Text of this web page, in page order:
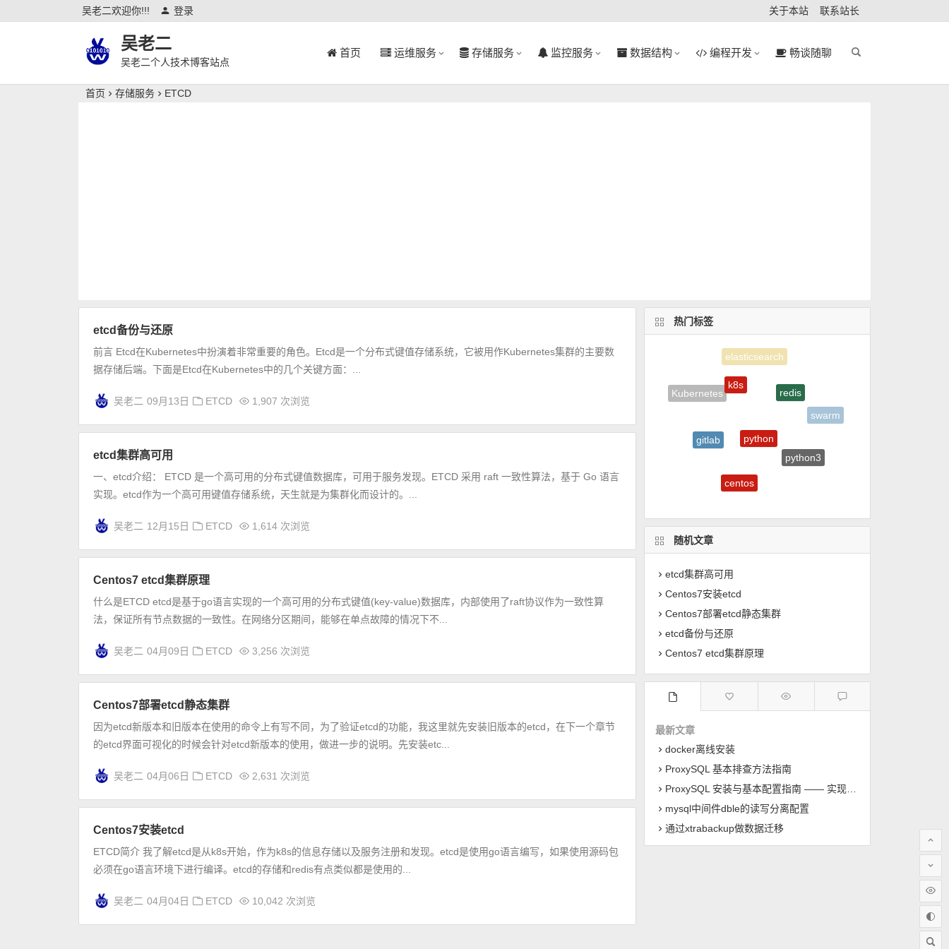
吴老二欢迎你!!! 登录 关于本站 联系站长
吴老二
吴老二个人技术博客站点
首页 运维服务 存储服务 监控服务 数据结构 编程开发 畅谈随聊
首页 存储服务 ETCD
etcd备份与还原
前言 Etcd在Kubernetes中扮演着非常重要的角色。Etcd是一个分布式键值存储系统，它被用作Kubernetes集群的主要数
据存储后端。下面是Etcd在Kubernetes中的几个关键方面：...
吴老二 09月13日 ETCD 1,907 次浏览
etcd集群高可用
一、etcd介绍： ETCD 是一个高可用的分布式键值数据库，可用于服务发现。ETCD 采用 raft 一致性算法，基于 Go 语言
实现。etcd作为一个高可用键值存储系统，天生就是为集群化而设计的。...
吴老二 12月15日 ETCD 1,614 次浏览
Centos7 etcd集群原理
什么是ETCD etcd是基于go语言实现的一个高可用的分布式键值(key-value)数据库，内部使用了raft协议作为一致性算
法，保证所有节点数据的一致性。在网络分区期间，能够在单点故障的情况下不...
吴老二 04月09日 ETCD 3,256 次浏览
Centos7部署etcd静态集群
因为etcd新版本和旧版本在使用的命令上有写不同，为了验证etcd的功能，我这里就先安装旧版本的etcd，在下一个章节
的etcd界面可视化的时候会针对etcd新版本的使用，做进一步的说明。先安装etc...
吴老二 04月06日 ETCD 2,631 次浏览
Centos7安装etcd
ETCD简介 我了解etcd是从k8s开始，作为k8s的信息存储以及服务注册和发现。etcd是使用go语言编写，如果使用源码包
必须在go语言环境下进行编译。etcd的存储和redis有点类似都是使用的...
吴老二 04月04日 ETCD 10,042 次浏览
热门标签
Kubernetes
k8s
redis
swarm
gitlab
python
python3
centos
随机文章
etcd集群高可用
Centos7安装etcd
Centos7部署etcd静态集群
etcd备份与还原
Centos7 etcd集群原理
最新文章
docker离线安装
ProxySQL 基本排查方法指南
ProxySQL 安装与基本配置指南 —— 实现 MySQL 读写分离
mysql中间件dble的读写分离配置
通过xtrabackup做数据迁移